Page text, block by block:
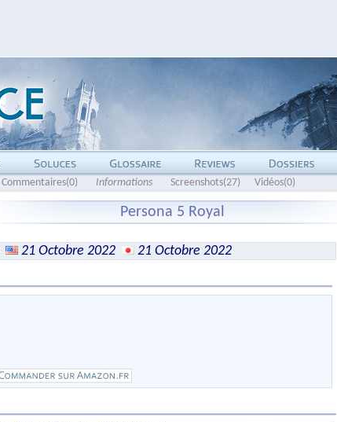
Commentaires(0) Informations Screenshots(27) Vidéos(0)
Persona 5 Royal
21 Octobre 2022
21 Octobre 2022